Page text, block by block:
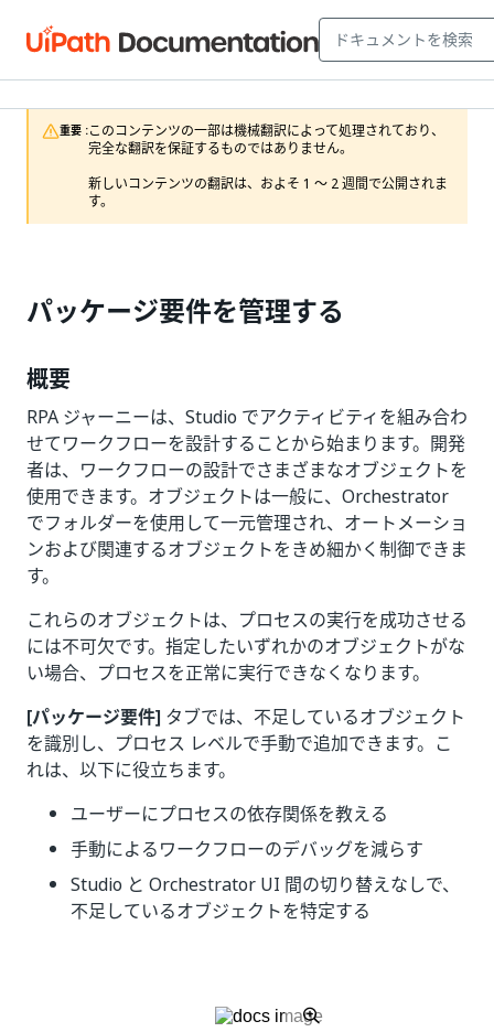
重要 :このコンテンツの一部は機械翻訳によって処理されており、
完全な翻訳を保証するものではありません。
新しいコンテンツの翻訳は、およそ 1 ～ 2 週間で公開されま
す。
パッケージ要件を管理する
概要
RPA ジャーニーは、Studio でアクティビティを組み合わ
せてワークフローを設計することから始まります。開発
者は、ワークフローの設計でさまざまなオブジェクトを
使用できます。オブジェクトは一般に、Orchestrator
でフォルダーを使用して一元管理され、オートメーショ
ンおよび関連するオブジェクトをきめ細かく制御できま
す。
これらのオブジェクトは、プロセスの実行を成功させる
には不可欠です。指定したいずれかのオブジェクトがな
い場合、プロセスを正常に実行できなくなります。
[パッケージ要件] タブでは、不足しているオブジェクト
を識別し、プロセス レベルで手動で追加できます。こ
れは、以下に役立ちます。
ユーザーにプロセスの依存関係を教える
手動によるワークフローのデバッグを減らす
Studio と Orchestrator UI 間の切り替えなしで、
不足しているオブジェクトを特定する